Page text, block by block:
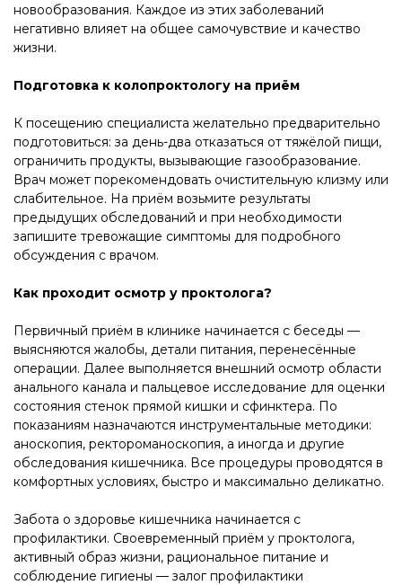
новообразования. Каждое из этих заболеваний
негативно влияет на общее самочувствие и качество
жизни.
Подготовка к колопроктологу на приём
К посещению специалиста желательно предварительно
подготовиться: за день-два отказаться от тяжёлой пищи,
ограничить продукты, вызывающие газообразование.
Врач может порекомендовать очистительную клизму или
слабительное. На приём возьмите результаты
предыдущих обследований и при необходимости
запишите тревожащие симптомы для подробного
обсуждения с врачом.
Как проходит осмотр у проктолога?
Первичный приём в клинике начинается с беседы —
выясняются жалобы, детали питания, перенесённые
операции. Далее выполняется внешний осмотр области
анального канала и пальцевое исследование для оценки
состояния стенок прямой кишки и сфинктера. По
показаниям назначаются инструментальные методики:
аноскопия, ректороманоскопия, а иногда и другие
обследования кишечника. Все процедуры проводятся в
комфортных условиях, быстро и максимально деликатно.
Забота о здоровье кишечника начинается с
профилактики. Своевременный приём у проктолога,
активный образ жизни, рациональное питание и
соблюдение гигиены — залог профилактики